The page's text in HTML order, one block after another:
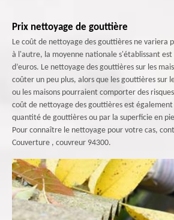
Prix nettoyage de gouttière
Le coût de nettoyage des gouttières ne variera
à l'autre, la moyenne nationale s'établissant est
d’euros. Le nettoyage des gouttières sur les
coûter un peu plus, alors que les gouttières sur
ou les maisons pourraient comporter des
coût de nettoyage des gouttières est
quantité de gouttières ou par la superficie en
Pour connaître le nettoyage pour votre cas,
Couverture , couvreur 94300.